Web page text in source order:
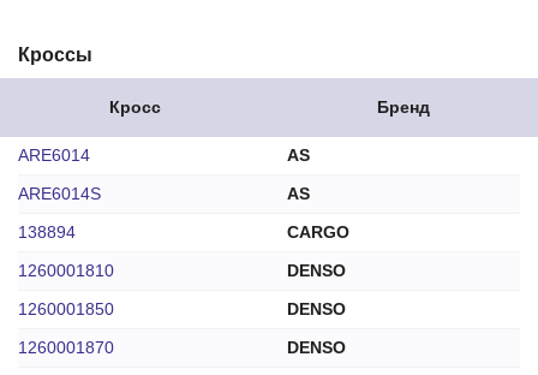
Кроссы
Кросс Бренд
ARE6014
AS
ARE6014S
AS
138894
CARGO
1260001810
DENSO
1260001850
DENSO
1260001870
DENSO